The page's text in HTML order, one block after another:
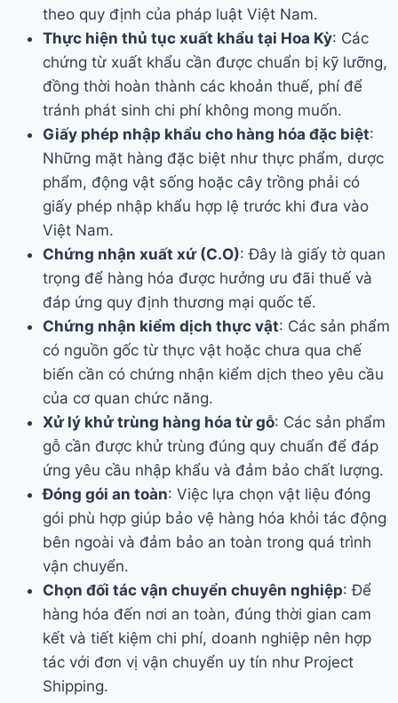
theo quy định của pháp luật Việt Nam.
Thực hiện thủ tục xuất khẩu tại Hoa Kỳ: Các
chứng từ xuất khẩu cần được chuẩn bị kỹ lưỡng,
đồng thời hoàn thành các khoản thuế, phí để
tránh phát sinh chi phí không mong muốn.
Giấy phép nhập khẩu cho hàng hóa đặc biệt:
Những mặt hàng đặc biệt như thực phẩm, dược
phẩm, động vật sống hoặc cây trồng phải có
giấy phép nhập khẩu hợp lệ trước khi đưa vào
Việt Nam.
Chứng nhận xuất xứ (C.O): Đây là giấy tờ quan
trọng để hàng hóa được hưởng ưu đãi thuế và
đáp ứng quy định thương mại quốc tế.
Chứng nhận kiểm dịch thực vật: Các sản phẩm
có nguồn gốc từ thực vật hoặc chưa qua chế
biến cần có chứng nhận kiểm dịch theo yêu cầu
của cơ quan chức năng.
Xử lý khử trùng hàng hóa từ gỗ: Các sản phẩm
gỗ cần được khử trùng đúng quy chuẩn để đáp
ứng yêu cầu nhập khẩu và đảm bảo chất lượng.
Đóng gói an toàn: Việc lựa chọn vật liệu đóng
gói phù hợp giúp bảo vệ hàng hóa khỏi tác động
bên ngoài và đảm bảo an toàn trong quá trình
vận chuyển.
Chọn đối tác vận chuyển chuyên nghiệp: Để
hàng hóa đến nơi an toàn, đúng thời gian cam
kết và tiết kiệm chi phí, doanh nghiệp nên hợp
tác với đơn vị vận chuyển uy tín như Project
Shipping.